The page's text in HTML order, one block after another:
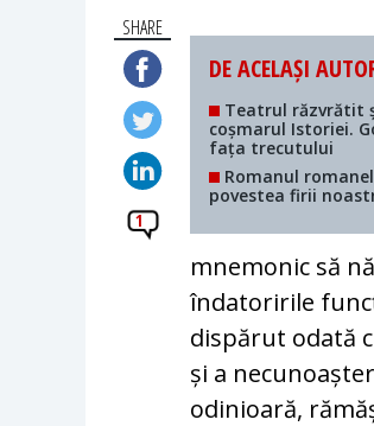
SHARE
1
DE ACELAȘI
Teatrul răzvrătit
coșmarul Istoriei.
fața trecutului
Romanul
povestea firii
mnemonic să
îndatoririle
dispărut odată
și a
odinioară,